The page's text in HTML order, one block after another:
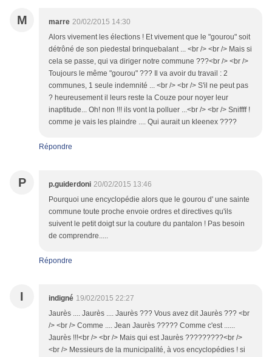
M marre 20/02/2015 14:30
Alors vivement les élections ! Et vivement que le "gourou" soit
détrôné de son piedestal brinquebalant ... <br /> <br /> Mais si
cela se passe, qui va diriger notre commune ???<br /> <br />
Toujours le même "gourou" ??? Il va avoir du travail : 2
communes, 1 seule indemnité ... <br /> <br /> S'il ne peut pas
? heureusement il leurs reste la Couze pour noyer leur
inaptitude... Oh! non !!! ils vont la polluer ...<br /> <br /> Sniffff !
comme je vais les plaindre .... Qui aurait un kleenex ????
Répondre
P p.guiderdoni 20/02/2015 13:46
Pourquoi une encyclopédie alors que le gourou d' une sainte
commune toute proche envoie ordres et directives qu'ils
suivent le petit doigt sur la couture du pantalon ! Pas besoin
de comprendre.....
Répondre
I indigné 19/02/2015 22:27
Jaurès .... Jaurès .... Jaurès ??? Vous avez dit Jaurès ??? <br
/> <br /> Comme .... Jean Jaurès ????? Comme c'est ......
Jaurès !!!<br /> <br /> Mais qui est Jaurès ?????????<br />
<br /> Messieurs de la municipalité, à vos encyclopédies ! si